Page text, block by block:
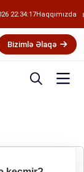
22:34:18Haqqımızda
Bizimlə Əlaqə